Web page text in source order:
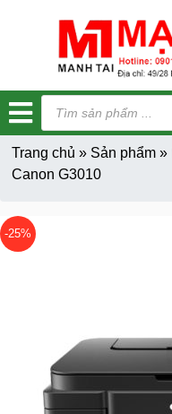
Tìm
kiếm
sản
phẩm
Trang chủ » Sản phẩm»
Canon G3010
-25%